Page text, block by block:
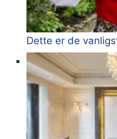
Dette er de